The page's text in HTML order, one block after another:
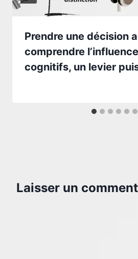
Prendre une décision
comprendre
cognitifs, un levier
Laisser un